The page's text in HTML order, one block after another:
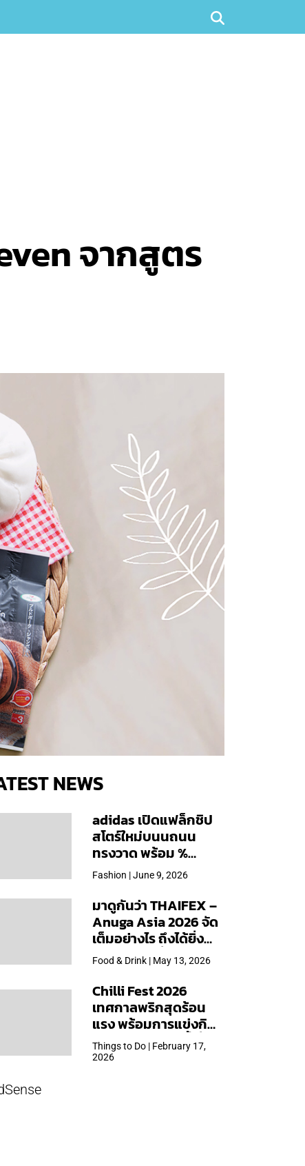
จากสูตร
NEWS
adidas เปิดแฟล็กชิป
สโตร์ใหม่บนนถนน
ทรงวาด พร้อม %
Arabica และคอลเลก
ชันพิเศษเฉพาะสาขา
Fashion | June 9, 2026
มาดูกันว่า THAIFEX –
Anuga Asia 2026 จัด
เต็มอย่างไร ถึงได้ยิ่ง
ใหญ่สุดเท่าที่เคยจัดมา
Food & Drink | May 13, 2026
Chilli Fest 2026
เทศกาลพริกสุดร้อน
แรง พร้อมการแข่งกิน
พริก จัด 28 มี.ค.นี้ ที่โรง
แรมคิมป์ตัน มาลัยฯ
Things to Do | February 17,
2026